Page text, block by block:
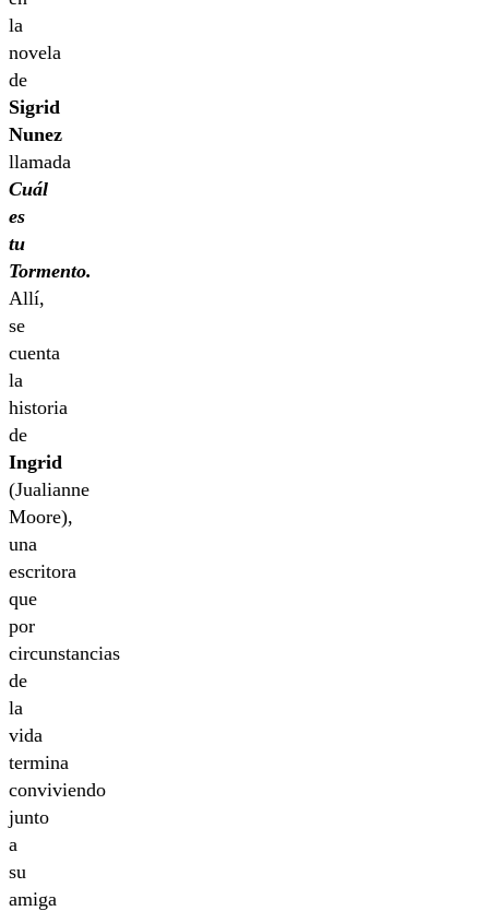
la
novela
de
Sigrid
Nunez
llamada
Cuál
es
tu
Tormento.
Allí,
se
cuenta
la
historia
de
Ingrid
(Jualianne
Moore),
una
escritora
que
por
circunstancias
de
la
vida
termina
conviviendo
junto
a
su
amiga